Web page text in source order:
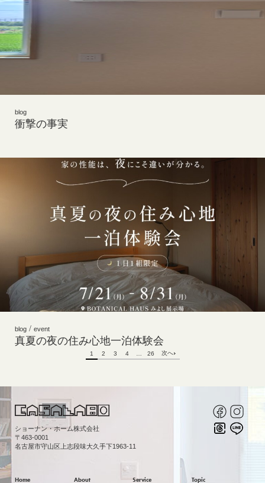
blog
衝撃の事実
blog / event
真夏の夜の住み心地一泊体験会
1 2 3 4 26 次へ
ショーナン・ホーム株式会社
〒463-0001
名古屋市守山区上志段味大久手下1963-11
Home About Service Topic